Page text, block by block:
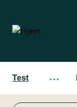
hovedindhold
Test ···